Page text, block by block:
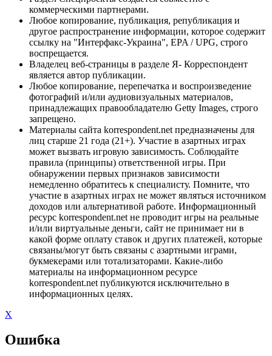
коммерческими партнерами.
Любое копирование, публикация, републикация и
другое распространение информации, которое содержит
ссылку на "Интерфакс-Украина", EPA / UPG, строго
воспрещается.
Владелец веб-страницы в разделе Я- Корреспондент
является автор публикации.
Любое копирование, перепечатка и воспроизведение
фотографий и/или аудиовизуальных материалов,
принадлежащих правообладателю Getty Images, строго
запрещено.
Материалы сайта korrespondent.net предназначены для
лиц старше 21 года (21+). Участие в азартных играх
может вызвать игровую зависимость. Соблюдайте
правила (принципы) ответственной игры. При
обнаружении первых признаков зависимости
немедленно обратитесь к специалисту. Помните, что
участие в азартных играх не может являться источником
доходов или альтернативой работе. Информационный
ресурс korrespondent.net не проводит игры на реальные
и/или виртуальные деньги, сайт не принимает ни в
какой форме оплату ставок и других платежей, которые
связаны/могут быть связаны с азартными играми,
букмекерами или тотализаторами. Какие-либо
материалы на информационном ресурсе
korrespondent.net публикуются исключительно в
информационных целях.
X
Ошибка